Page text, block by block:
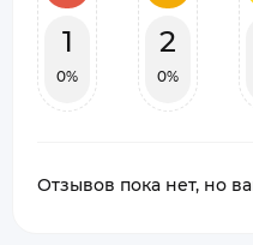
1
0%
2
0%
Отзывов пока нет, но